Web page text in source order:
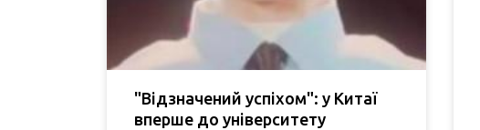
"Відзначений успіхом": у Китаї
вперше до університету